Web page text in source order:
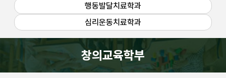
행동발달치료학과
심리운동치료학과
창의교육학부